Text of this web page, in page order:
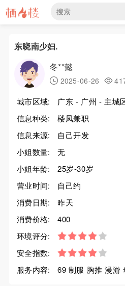
东晓南少妇.
冬**懿
2025-06-26
城市区域:
广东 - 广州 - 主城
信息种类:
楼凤兼职
信息来源:
自己开发
小姐数量:
无
小姐年龄:
25岁-30岁
营业时间:
自己约
消费日期:
昨天
消费价格:
400
环境评分:
安全指数:
服务内容:
69 制服 胸推 漫游